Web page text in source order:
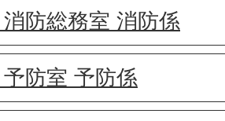
防総務室 消防係
防室 予防係